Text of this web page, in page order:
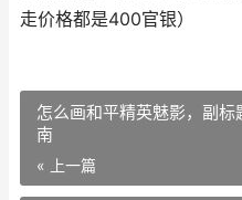
走价格都是400官银）
怎么画和平精英魅影，副
南
« 上一篇